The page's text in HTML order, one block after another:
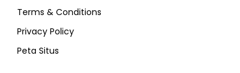
Terms & Conditions
Privacy Policy
Peta Situs